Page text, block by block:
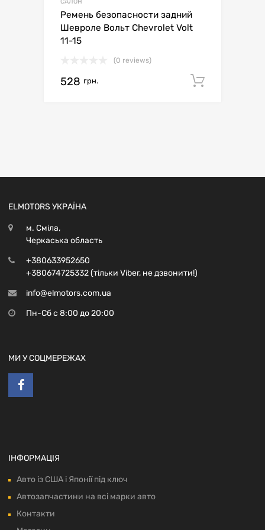
САЛОН
Ремень безопасности задний
Шевроле Вольт Chevrolet Volt
11-15
(0 reviews)
528 грн.
ELMOTORS УКРАЇНА
м. Сміла,
Черкаська область
+380633952650
+380674725332 (тільки Viber, не дзвонити!)
info@elmotors.com.ua
Пн-Сб с 8:00 до 20:00
МИ У СОЦМЕРЕЖАХ
ІНФОРМАЦІЯ
Авто із США і Японії під ключ
Автозапчастини на всі марки авто
Контакти